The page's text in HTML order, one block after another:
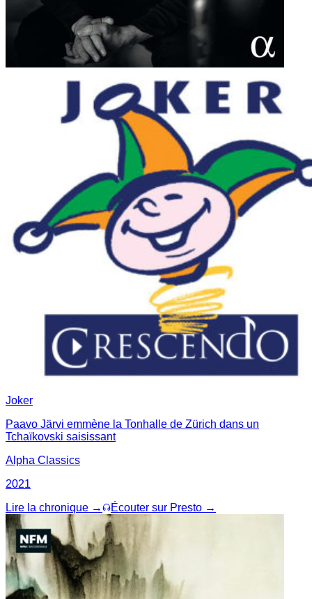
Joker
Paavo Järvi emmène la Tonhalle de Zürich dans un
Tchaïkovski saisissant
Alpha Classics
2021
Lire la chronique →
Écouter sur Presto →